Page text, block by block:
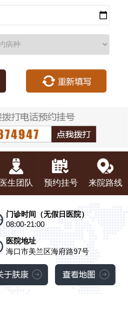
医生团队 预约挂号 来院路线
门诊时间（无假日医院）
08:00-21:00
医院地址
海口市美兰区海府路97号